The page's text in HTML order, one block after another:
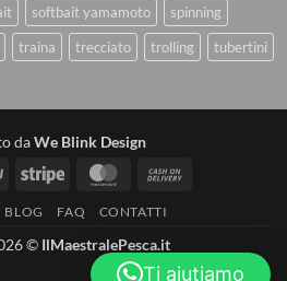
softbait yamamoto
spinning
traina trecciato trolling tubertini
daWe Blink Design
PayPal Stripe MasterCard
BLOG FAQ CONTATTI
© IlMaestralePesca.it
Ti aiutiamo